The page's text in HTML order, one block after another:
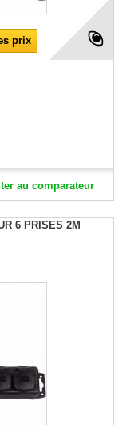
prix
au comparateur
6 PRISES 2M